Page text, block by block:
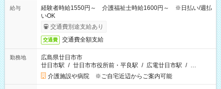
給与
経験者時給1550円～ 介護福祉士時給1600円～ ※日払い/週払
いOK
交通費別途支給あり
交通費 交通費全額支給
勤務地
広島県廿日市市
廿日市駅 / 廿日市市役所前・平良駅 / 広電廿日市駅 / …
介護施設や病院 ※ご自宅近辺からご案内可能